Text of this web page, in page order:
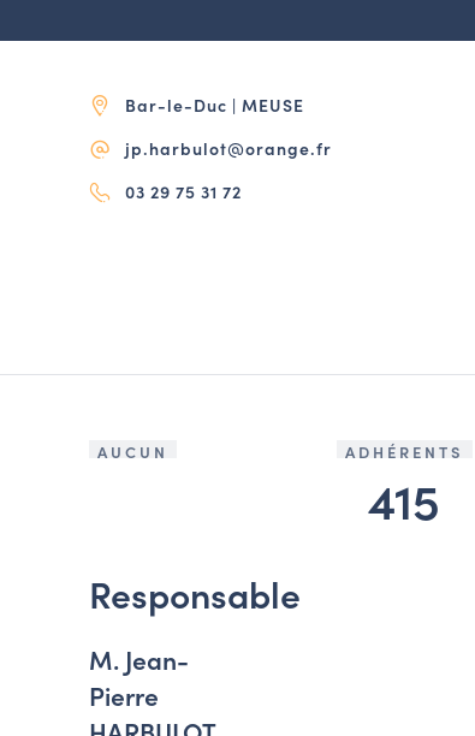
Bar-le-Duc | MEUSE
jp.harbulot@orange.fr
03 29 75 31 72
AUCUN ADHÉRENTS
415
Responsable
M. Jean-
Pierre